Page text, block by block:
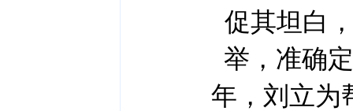
促其坦白
举，准确
年，刘立为